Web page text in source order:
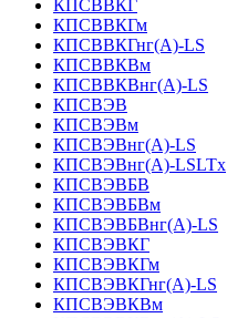
КПСВВКГ
КПСВВКГм
КПСВВКГнг(А)-LS
КПСВВКВм
КПСВВКВнг(А)-LS
КПСВЭВ
КПСВЭВм
КПСВЭВнг(А)-LS
КПСВЭВнг(А)-LSLTx
КПСВЭВБВ
КПСВЭВБВм
КПСВЭВБВнг(А)-LS
КПСВЭВКГ
КПСВЭВКГм
КПСВЭВКГнг(А)-LS
КПСВЭВКВм